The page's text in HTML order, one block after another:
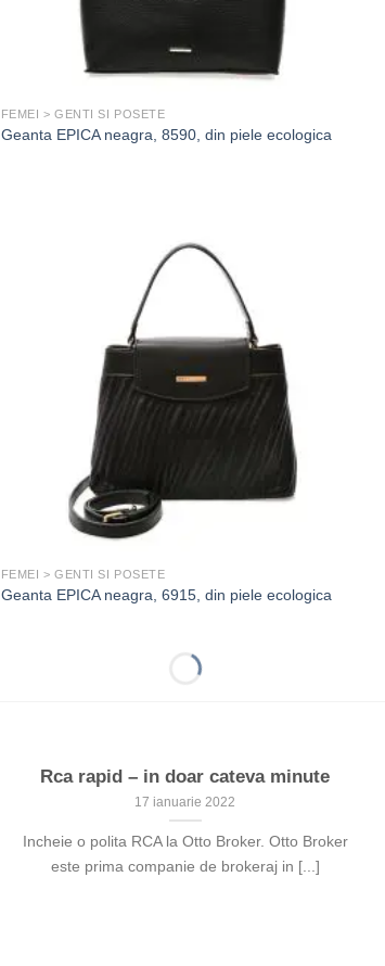
FEMEI > GENTI SI POSETE
Geanta EPICA neagra, 8590, din piele ecologica
FEMEI > GENTI SI POSETE
Geanta EPICA neagra, 6915, din piele ecologica